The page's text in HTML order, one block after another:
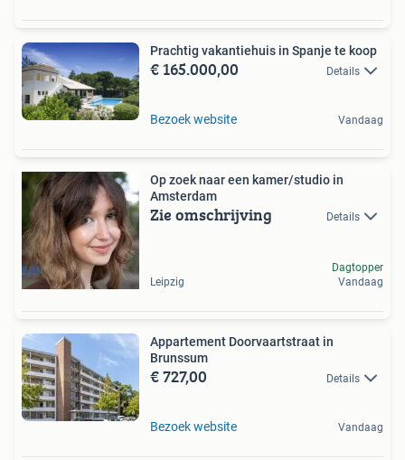
Prachtig vakantiehuis in Spanje te koop
€ 165.000,00 Details
Bezoek website Vandaag
Op zoek naar een kamer/studio in
Amsterdam
Zie omschrijving Details
Leipzig
Dagtopper
Vandaag
Appartement Doorvaartstraat in
Brunssum
€ 727,00 Details
Bezoek website Vandaag